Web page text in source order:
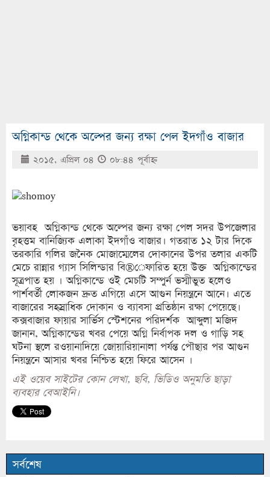
অগ্নিকান্ড থেকে অল্পের জন্য রক্ষা পেল ইদগাঁও বাজার
২০১৫, এপ্রিল ০৪ ০৮:৪৪ পূর্বাহ্ণ
ভয়াবহ অগ্নিকান্ড থেকে অল্পের জন্য রক্ষা পেল সদর উপজেলার
বৃহত্তম বানিজ্যিক এলাকা ইদগাঁও বাজার। গতরাত ১২ টার দিকে
তরকারি গলির জনৈক মোজাম্মেলের দোকানের উপর তলার একটি
মেচে রান্নার গ্যাস সিলিন্ডার বি®েফারিত হয়ে উক্ত অগ্নিকান্ডের
সূত্রপাত হয় । অগ্নিকান্ডে ওই মেচটি সম্পুর্ন ভস্মীভুত হলেও
পার্শবর্তী লোকজন দ্রুত এগিয়ে এসে আগুন নিয়ন্ত্রনে আনে। এতে
বাজারের সহস্রাধিক দোকান ও ব্যাবসা প্রতিষ্ঠান রক্ষা পেয়েছে।
কক্সবাজার ফায়ার সার্ভিস স্টেশনের পরিদর্শক আব্দুলা মজিদ
জানান, অগ্নিকান্ডের খবর পেয়ে অগ্নি নির্বাপক দল ও গাড়ি সহ
ঘটনা স্থলে রওয়ানাদিয়ে জোয়ারিয়ানালা পর্যন্ত পৌছার পর আগুন
নিয়ন্ত্রনে আসার খবর নিশ্চিত হয়ে ফিরে আসেন ।
এই ওয়েব সাইটের কোন লেখা, ছবি, ভিডিও অনুমতি ছাড়া
ব্যবহার বেআইনি।
সর্বশেষ